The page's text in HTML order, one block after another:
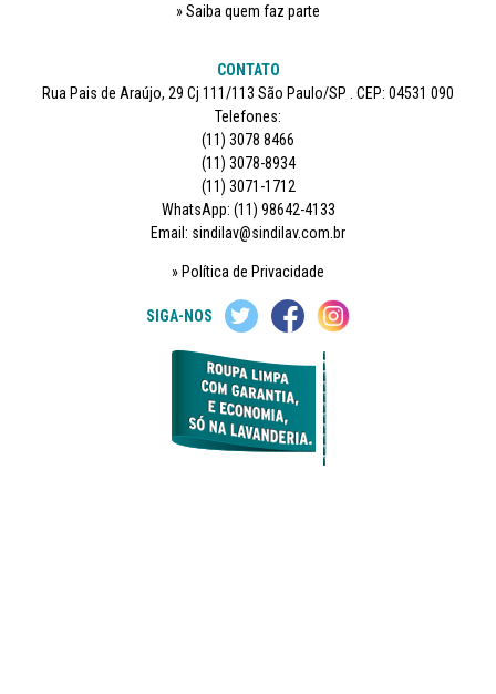
Saiba quem faz parte
CONTATO
Rua Pais de Araújo, 29 Cj 111/113 São Paulo/SP . CEP: 04531 090
Telefones:
(11) 3078 8466
(11) 3078-8934
(11) 3071-1712
WhatsApp: (11) 98642-4133
Email: sindilav@sindilav.com.br
Política de Privacidade
SIGA-NOS